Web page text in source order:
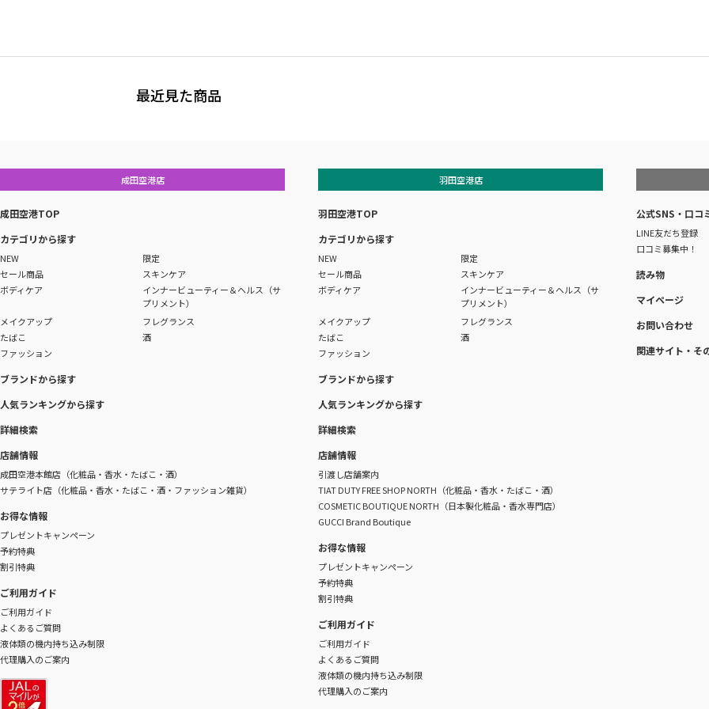
最近見た商品
成田空港店
成田空港TOP
カテゴリから探す
NEW
限定
セール商品
スキンケア
ボディケア
インナービューティー＆ヘルス（サ
プリメント）
メイクアップ
フレグランス
たばこ
酒
ファッション
ブランドから探す
人気ランキングから探す
詳細検索
店舗情報
成田空港本館店（化粧品・香水・たばこ・酒）
サテライト店（化粧品・香水・たばこ・酒・ファッション雑貨）
お得な情報
プレゼントキャンペーン
予約特典
割引特典
ご利用ガイド
ご利用ガイド
よくあるご質問
液体類の機内持ち込み制限
代理購入のご案内
羽田空港店
羽田空港TOP
カテゴリから探す
NEW
限定
セール商品
スキンケア
ボディケア
インナービューティー＆ヘルス（サ
プリメント）
メイクアップ
フレグランス
たばこ
酒
ファッション
ブランドから探す
人気ランキングから探す
詳細検索
店舗情報
引渡し店舗案内
TIAT DUTY FREE SHOP NORTH（化粧品・香水・たばこ・酒）
COSMETIC BOUTIQUE NORTH（日本製化粧品・香水専門店）
GUCCI Brand Boutique
お得な情報
プレゼントキャンペーン
予約特典
割引特典
ご利用ガイド
ご利用ガイド
よくあるご質問
液体類の機内持ち込み制限
代理購入のご案内
公式SNS・口コ
LINE友だち登録
口コミ募集中！
読み物
マイページ
お問い合わせ
関連サイト・そ